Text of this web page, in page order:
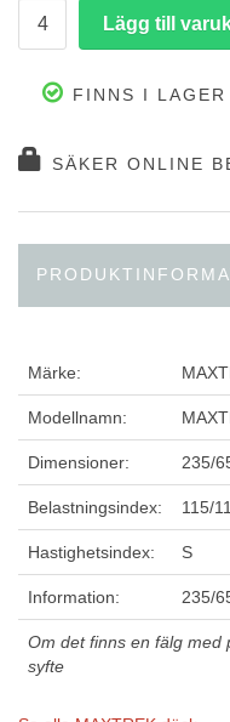
FINNS I LAGER
SÄKER ONLINE
Märke:
Modellnamn:
Dimensioner: 235/
Belastningsindex: 115/
Hastighetsindex: S
Information: 235/
Om det finns en fälg med
syfte